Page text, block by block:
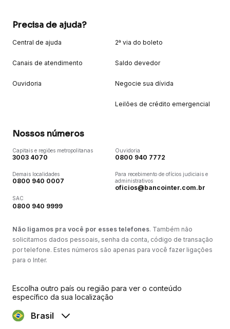
Precisa de ajuda?
Central de ajuda
Canais de atendimento
Ouvidoria
2ª via do boleto
Saldo devedor
Negocie sua dívida
Leilões de crédito emergencial
Nossos números
Capitais e regiões metropolitanas
3003 4070
Demais localidades
0800 940 0007
SAC
0800 940 9999
Ouvidoria
0800 940 7772
Para recebimento de ofícios judiciais e
administrativos
oficios@bancointer.com.br
Não ligamos pra você por esses telefones. Também não
solicitamos dados pessoais, senha da conta, código de transação
por telefone. Estes números são apenas para você fazer ligações
para o Inter.
Escolha outro país ou região para ver o conteúdo
específico da sua localização
Brasil